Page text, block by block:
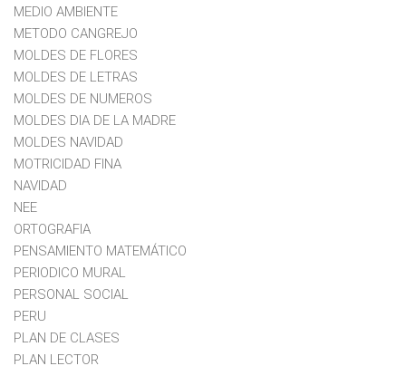
MEDIO AMBIENTE
METODO CANGREJO
MOLDES DE FLORES
MOLDES DE LETRAS
MOLDES DE NUMEROS
MOLDES DIA DE LA MADRE
MOLDES NAVIDAD
MOTRICIDAD FINA
NAVIDAD
NEE
ORTOGRAFIA
PENSAMIENTO MATEMÁTICO
PERIODICO MURAL
PERSONAL SOCIAL
PERU
PLAN DE CLASES
PLAN LECTOR